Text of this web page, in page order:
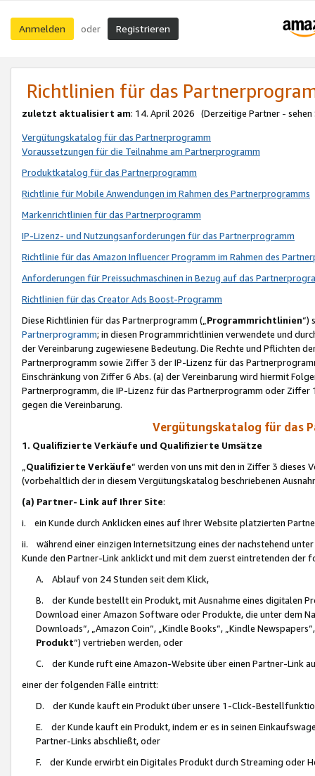
Anmelden oder Registrieren
Richtlinien für das
zuletzt aktualisiert am: 14. April 2026 (Derzeitige Partner - sehen
Vergütungskatalog für das Partnerprogramm
Voraussetzungen für die Teilnahme am Partnerprogramm
Produktkatalog für das Partnerprogramm
Richtlinie für Mobile Anwendungen im Rahmen des Partnerprogramms
Markenrichtlinien für das Partnerprogramm
IP-Lizenz- und Nutzungsanforderungen für das Partnerprogramm
Richtlinie für das Amazon Influencer Programm im Rahmen des
Anforderungen für Preissuchmaschinen in Bezug auf das
Richtlinien für das Creator Ads Boost-Programm
Diese Richtlinien für das Partnerprogramm („Programmrichtlinien“)
Partnerprogramm; in diesen Programmrichtlinien verwendete und
der Vereinbarung zugewiesene Bedeutung. Die Rechte und Pflichten
Partnerprogramm sowie Ziffer 3 der IP-Lizenz für das
Einschränkung von Ziffer 6 Abs. (a) der Vereinbarung wird hiermit
Partnerprogramm, die IP-Lizenz für das Partnerprogramm oder
gegen die Vereinbarung.
Vergütungskatalog für das
1. Qualifizierte Verkäufe und Qualifizierte Umsätze
Qualifizierte Verkäufe“ werden von uns mit den in Ziffer 3
(vorbehaltlich der in diesem Vergütungskatalog beschriebenen
(a) Partner- Link auf Ihrer Site:
i. ein Kunde durch Anklicken eines auf Ihrer Website platzierten
ii. während einer einzigen Internetsitzung eines der nachstehend
Kunde den Partner-Link anklickt und mit dem zuerst eintretenden der
A. Ablauf von 24 Stunden seit dem Klick,
B. der Kunde bestellt ein Produkt, mit Ausnahme eines digitalen
Download einer Amazon Software oder Produkte, die unter dem
Downloads“, „Amazon Coin“, „Kindle Books“, „Kindle
Produkt“) vertrieben werden, oder
C. der Kunde ruft eine Amazon-Website über einen Partner-Link
einer der folgenden Fälle eintritt:
D. der Kunde kauft ein Produkt über unsere 1-Click-
E. der Kunde kauft ein Produkt, indem er es in seinen
Partner-Links abschließt, oder
F. der Kunde erwirbt ein Digitales Produkt durch Streaming oder